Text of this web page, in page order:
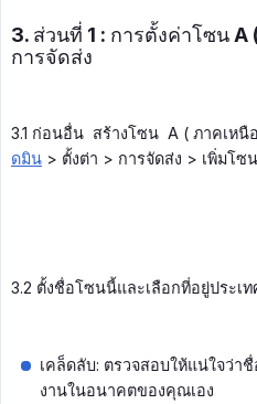
3. ส่วนที่ 1 : การตั้งค่าโซน
การจัดส่ง
3.1 ก่อนอื่น สร้างโซน A ( ภาคเหนื
ดมิน > ตั้งต่า > การจัดส่ง > เพิ่มโซ
3.2 ตั้งชื่อโซนนี้และเลือกที่อยู่ประเ
เคล็ดลับ: ตรวจสอบให้แน่ใจว่า
งานในอนาคตของคุณเอง